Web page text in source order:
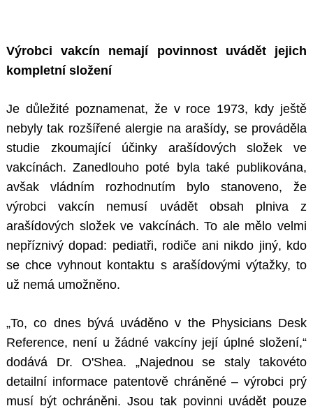
Výrobci vakcín nemají povinnost uvádět jejich
kompletní složení
Je důležité poznamenat, že v roce 1973, kdy ještě
nebyly tak rozšířené alergie na arašídy, se prováděla
studie zkoumající účinky arašídových složek ve
vakcínách. Zanedlouho poté byla také publikována,
avšak vládním rozhodnutím bylo stanoveno, že
výrobci vakcín nemusí uvádět obsah plniva z
arašídových složek ve vakcínách. To ale mělo velmi
nepříznivý dopad: pediatři, rodiče ani nikdo jiný, kdo
se chce vyhnout kontaktu s arašídovými výtažky, to
už nemá umožněno.
„To, co dnes bývá uváděno v the Physicians Desk
Reference, není u žádné vakcíny její úplné složení,“
dodává Dr. O'Shea. „Najednou se staly takovéto
detailní informace patentově chráněné – výrobci prý
musí být ochráněni. Jsou tak povinni uvádět pouze